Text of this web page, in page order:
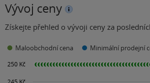
Vývoj ceny
Získejte přehled o vývoji ceny za
Maloobchodní cena Minimální prodejní